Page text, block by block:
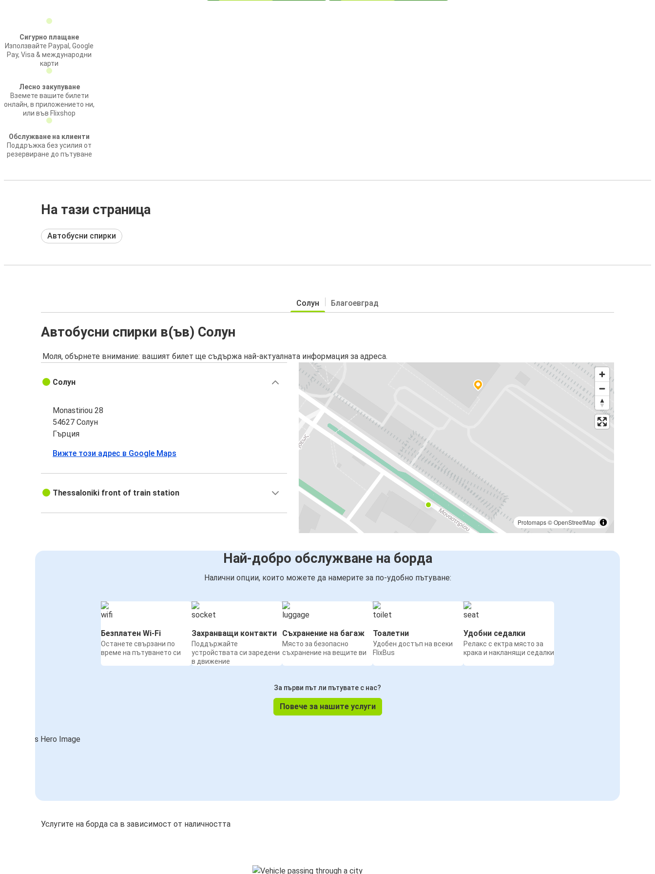
Сигурно плащане
Използвайте Paypal, Google
Pay, Visa & международни
карти
Лесно закупуване
Вземете вашите билети
онлайн, в приложението ни,
или във Flixshop
Обслужване на клиенти
Поддръжка без усилия от
резервиране до пътуване
На тази страница
Автобусни спирки
Солун Благоевград
Автобусни спирки в(ъв) Солун
Моля, обърнете внимание: вашият билет ще съдържа най-актуалната информация за адреса.
Protomaps©OpenStreetMap
Солун
Monastiriou 28
54627 Солун
Гърция
Вижте този адрес в Google Maps
Thessaloniki front of train station
Най-добро обслужване на борда
Налични опции, които можете да намерите за по-удобно пътуване:
Безплатен Wi-Fi
Останете свързани по
време на пътуването си
Захранващи контакти
Поддържайте
устройствата си заредени
в движение
Съхранение на багаж
Място за безопасно
съхранение на вещите ви
Тоалетни
Удобен достъп на всеки
FlixBus
Удобни седалки
Релакс с ектра място за
крака и накланящи седалки
За първи път ли пътувате с нас?
Повече за нашите услуги
Услугите на борда са в зависимост от наличността